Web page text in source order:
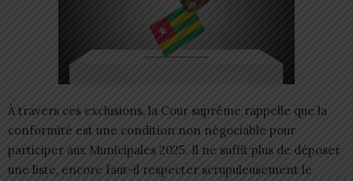
À travers ces exclusions, la Cour suprême rappelle que la
conformité est une condition non négociable pour
participer aux Municipales 2025. Il ne suffit plus de déposer
une liste, encore faut-il respecter scrupuleusement le